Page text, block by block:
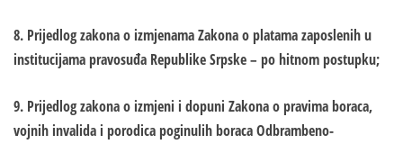
8. Prijedlog zakona o izmjenama Zakona o platama zaposlenih u
institucijama pravosuđa Republike Srpske – po hitnom postupku;
9. Prijedlog zakona o izmjeni i dopuni Zakona o pravima boraca,
vojnih invalida i porodica poginulih boraca Odbrambeno-